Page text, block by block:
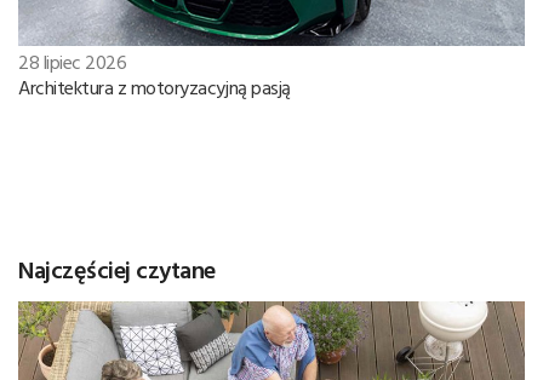
28 lipiec 2026
Architektura z motoryzacyjną pasją
Najczęściej czytane